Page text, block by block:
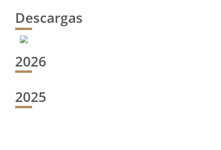
Descargas
2026
2025